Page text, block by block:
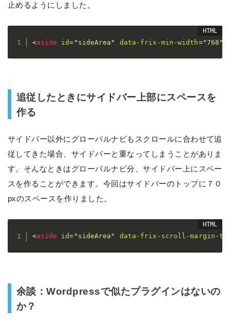
止めるようにしました。
<aside id= " sideArea " data-frix-min-width="768 "
追従したときにサイドバー上部にスペースを
作る
サイドバー以外にグローバルナビもスクロールに合わせて追
従してきた場合、サイドバーと重なってしまうことがありま
す。そんなときはグローバルナビ分、サイドバー上にスペー
スを作ることができます。今回はサイドバーのトップに７０
pxのスペースを作りました。
<aside id= " sideArea " data-frix-scroll-margin-
余談：Wordpressで似たプラグインはないの
か？